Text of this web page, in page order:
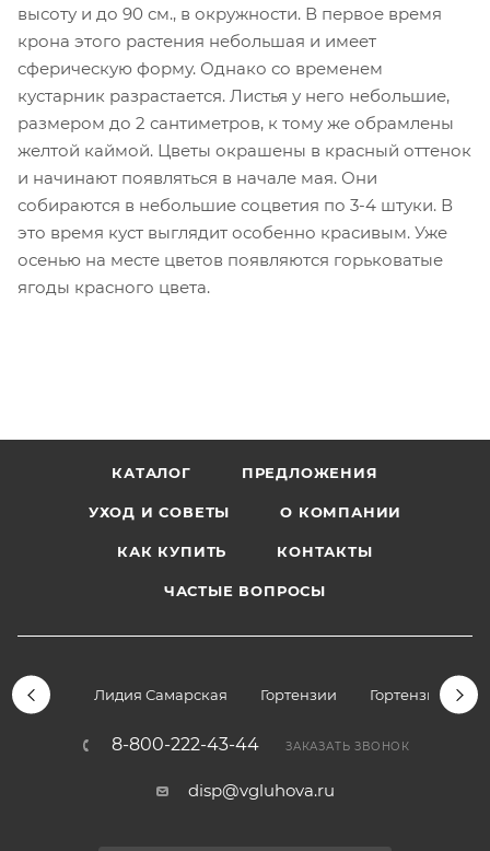
высоту и до 90 см., в окружности. В первое время
крона этого растения небольшая и имеет
сферическую форму. Однако со временем
кустарник разрастается. Листья у него небольшие,
размером до 2 сантиметров, к тому же обрамлены
желтой каймой. Цветы окрашены в красный оттенок
и начинают появляться в начале мая. Они
собираются в небольшие соцветия по 3-4 штуки. В
это время куст выглядит особенно красивым. Уже
осенью на месте цветов появляются горьковатые
ягоды красного цвета.
КАТАЛОГ ПРЕДЛОЖЕНИЯ
УХОД И СОВЕТЫ О КОМПАНИИ
КАК КУПИТЬ КОНТАКТЫ
ЧАСТЫЕ ВОПРОСЫ
Лидия Самарская Гортензии Гортензии
8-800-222-43-44 ЗАКАЗАТЬ ЗВОНОК
disp@vgluhova.ru